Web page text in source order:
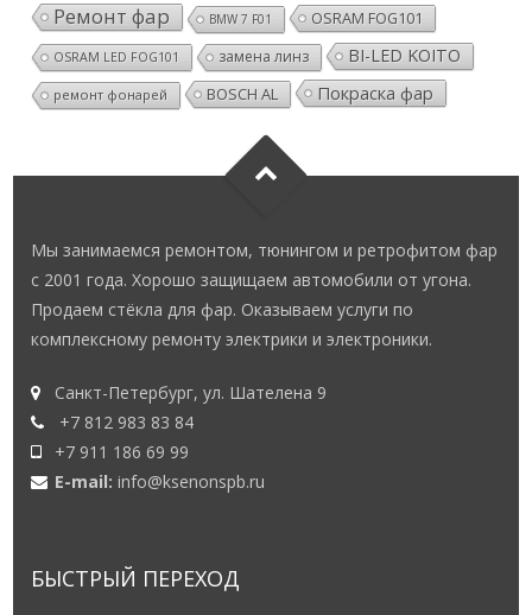
Ремонт фар BMW 7 F01 OSRAM FOG101
OSRAM LED FOG101 замена линз BI-LED KOITO
ремонт фонарей BOSCH AL Покраска фар
Мы занимаемся ремонтом, тюнингом и ретрофитом фар
с 2001 года. Хорошо защищаем автомобили от угона.
Продаем стёкла для фар. Оказываем услуги по
комплексному ремонту электрики и электроники.
Санкт-Петербург, ул. Шателена 9
+7 812 983 83 84
+7 911 186 69 99
E-mail:info@ksenonspb.ru
БЫСТРЫЙ ПЕРЕХОД